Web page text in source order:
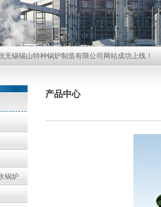
无锡锡山特种锅炉制造有限公司网站成功上线！
锅炉
产品中心